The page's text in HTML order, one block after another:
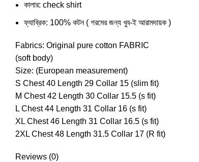
কালার: check shirt
ফ্যাব্রিক: 100% কটন ( গরমের জন্য খুব-ই আরামদায়ক )
Fabrics: Original pure cotton FABRIC
(soft body)
Size: (European measurement)
S Chest 40 Length 29 Collar 15 (slim fit)
M Chest 42 Length 30 Collar 15.5 (s fit)
L Chest 44 Length 31 Collar 16 (s fit)
XL Chest 46 Length 31 Collar 16.5 (s fit)
2XL Chest 48 Length 31.5 Collar 17 (R fit)
Reviews (0)